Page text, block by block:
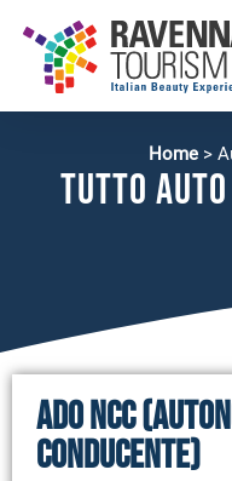
Home>
Tutto
ADO NCC
conducente)